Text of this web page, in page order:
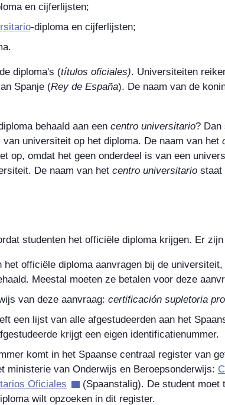
en cijferlijsten;
-diploma en cijferlijsten;
diploma's (títulos oficiales). Universiteiten
Spanje (Rey de España). De naam van de
behaald aan een centro universitario? Dan
universiteit op het diploma. De naam van het
op, omdat het geen onderdeel is van een
De naam van het centro universitario staat
studenten het officiële diploma krijgen. Er
het officiële diploma aanvragen bij de
Meestal moeten ze betalen voor deze
van deze aanvraag: certificación supletoria
een lijst van alle afgestudeerden aan het
krijgt een eigen identificatienummer.
komt in het Spaanse centraal register van
ministerie van Onderwijs en Beroepsonderwijs:
Oficiales
(Spaanstalig). De student moet
wilt opzoeken in dit register.